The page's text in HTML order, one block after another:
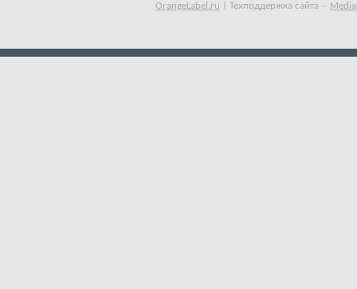
OrangeLabel.ru
Техподдержка сайта --